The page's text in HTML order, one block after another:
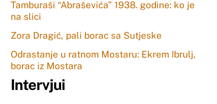
Tamburaši “Abraševića” 1938. godine: ko je
na slici
Zora Dragić, pali borac sa Sutjeske
Odrastanje u ratnom Mostaru: Ekrem Ibrulj,
borac iz Mostara
Intervjui